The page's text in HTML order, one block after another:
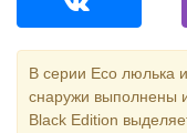
В серии Eco люлька
снаружи выполнены
Black Edition